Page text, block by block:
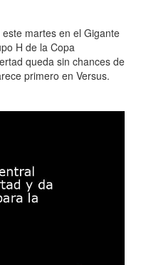
martes en el Gigante
H de la Copa
queda sin chances de
primero en Versus.